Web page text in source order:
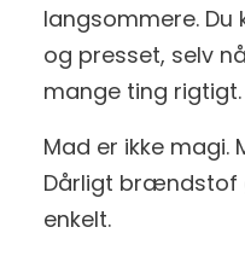
langsommere.
og presset, selv
mange ting rigtigt.
Mad er ikke
Dårligt brændstof
enkelt.